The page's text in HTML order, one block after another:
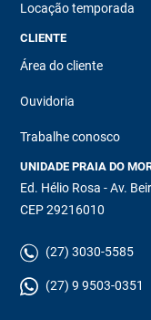
Locação temporada
CLIENTE
Área do cliente
Ouvidoria
Trabalhe conosco
UNIDADE PRAIA DO
Ed. Hélio Rosa - Av.
CEP 29216010
(27) 3030-5585
(27) 9 9503-0351